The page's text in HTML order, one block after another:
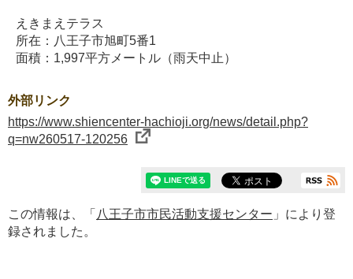
えきまえテラス
所在：八王子市旭町5番1
面積：1,997平方メートル（雨天中止）
外部リンク
https://www.shiencenter-hachioji.org/news/detail.php?
q=nw260517-120256
この情報は、「 八王子市市民活動支援センター 」により登
録されました。